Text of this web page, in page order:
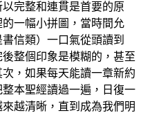
完整和連貫是首要的原
一幅小拼圖，當時間允
信類）一口氣從頭讀到
整個印象是模糊的，甚至
，如果每天能讀一章新約
本聖經讀過一遍，日復一
越清晰，直到成為我們明